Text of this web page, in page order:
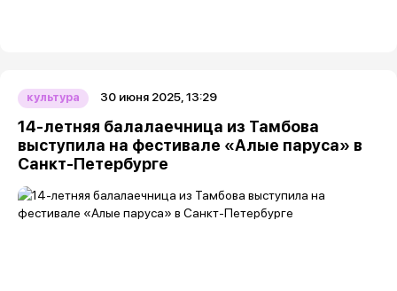
культура 30 июня 2025, 13:29
14-летняя балалаечница из Тамбова
выступила на фестивале «Алые паруса» в
Санкт-Петербурге